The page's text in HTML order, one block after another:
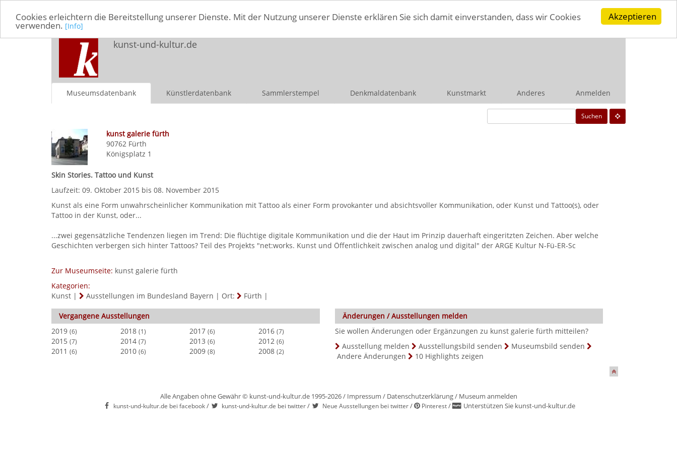
Akzeptieren
Cookies erleichtern die Bereitstellung unserer Dienste. Mit der Nutzung unserer Dienste erklären Sie sich damit einverstanden, dass wir Cookies
verwenden. [Info]
kunst-und-kultur.de
Museumsdatenbank Künstlerdatenbank Sammlerstempel Denkmaldatenbank Kunstmarkt Anderes Anmelden
Suchen
kunst galerie fürth
90762 Fürth
Königsplatz 1
Skin Stories. Tattoo und Kunst
Laufzeit: 09. Oktober 2015 bis 08. November 2015
Kunst als eine Form unwahrscheinlicher Kommunikation mit Tattoo als einer Form provokanter und absichtsvoller Kommunikation, oder Kunst und Tattoo(s), oder
Tattoo in der Kunst, oder...
...zwei gegensätzliche Tendenzen liegen im Trend: Die flüchtige digitale Kommunikation und die der Haut im Prinzip dauerhaft eingeritzten Zeichen. Aber welche
Geschichten verbergen sich hinter Tattoos? Teil des Projekts "net:works. Kunst und Öffentlichkeit zwischen analog und digital" der ARGE Kultur N-Fü-ER-Sc
Zur Museumseite: kunst galerie fürth
Kategorien:
Kunst | Ausstellungen im Bundesland Bayern | Ort: Fürth |
Vergangene Ausstellungen
2019 (6) 2018 (1) 2017 (6) 2016 (7)
2015 (7) 2014 (7) 2013 (6) 2012 (6)
2011 (6) 2010 (6) 2009 (8) 2008 (2)
Änderungen / Ausstellungen melden
Sie wollen Änderungen oder Ergänzungen zu kunst galerie fürth mitteilen?
Ausstellung melden
Ausstellungsbild senden
Museumsbild senden
Andere Änderungen
10 Highlights zeigen
Alle Angaben ohne Gewähr © kunst-und-kultur.de 1995-2026 / Impressum / Datenschutzerklärung/ Museum anmelden
kunst-und-kultur.de bei facebook/ kunst-und-kultur.de bei twitter/ Neue Ausstellungen bei twitter/ Pinterest/ Unterstützen Sie kunst-und-kultur.de